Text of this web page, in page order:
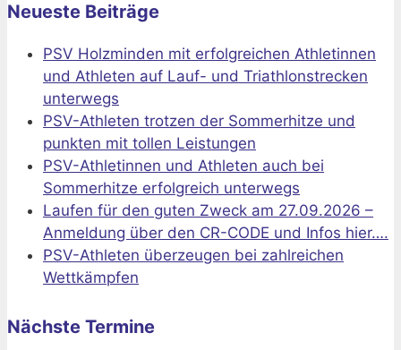
Neueste Beiträge
PSV Holzminden mit erfolgreichen Athletinnen
und Athleten auf Lauf- und Triathlonstrecken
unterwegs
PSV-Athleten trotzen der Sommerhitze und
punkten mit tollen Leistungen
PSV-Athletinnen und Athleten auch bei
Sommerhitze erfolgreich unterwegs
Laufen für den guten Zweck am 27.09.2026 –
Anmeldung über den CR-CODE und Infos hier….
PSV-Athleten überzeugen bei zahlreichen
Wettkämpfen
Nächste Termine